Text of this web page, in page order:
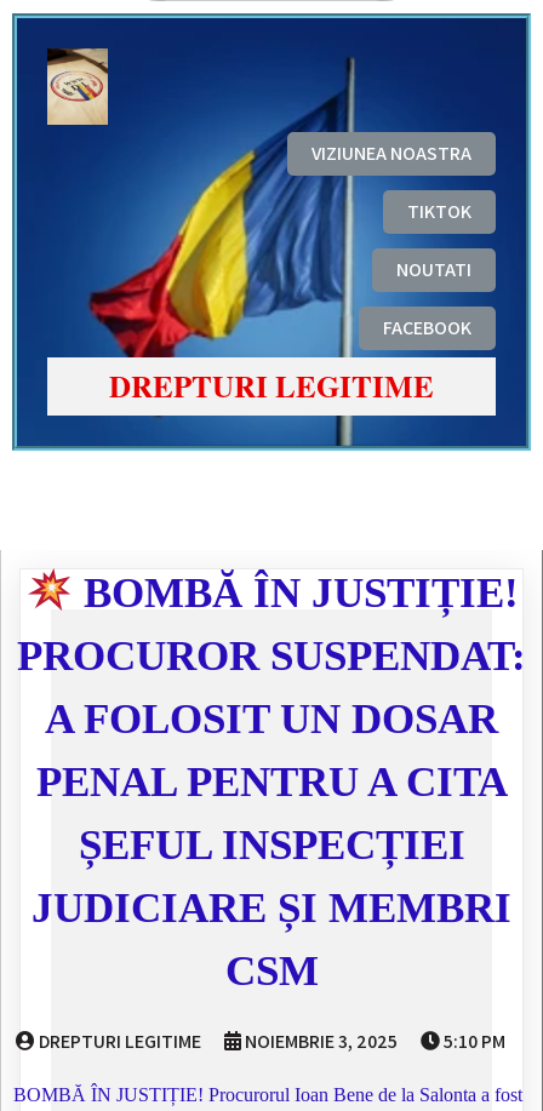
VIZIUNEA NOASTRA
TIKTOK
NOUTATI
FACEBOOK
DREPTURI LEGITIME
BOMBĂ ÎN JUSTIȚIE!
PROCUROR SUSPENDAT:
A FOLOSIT UN DOSAR
PENAL PENTRU A CITA
ȘEFUL INSPECȚIEI
JUDICIARE ȘI MEMBRI
CSM
DREPTURI LEGITIME NOIEMBRIE 3, 2025 5:10 PM
BOMBĂ ÎN JUSTIȚIE! Procurorul Ioan Bene de la Salonta a fost